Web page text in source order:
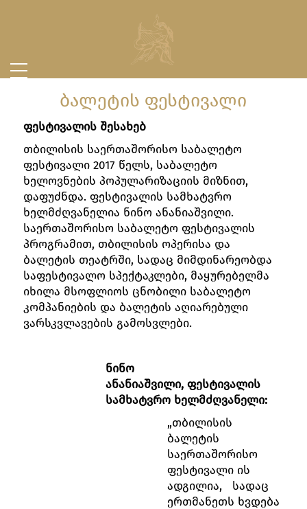
ᲑᲐᲚᲔᲢᲘᲡ ᲤᲔᲡᲢᲘᲕᲐᲚᲘ
ფესტივალის შესახებ
თბილისის საერთაშორისო საბალეტო
ფესტივალი 2017 წელს, საბალეტო
ხელოვნების პოპულარიზაციის მიზნით,
დაფუძნდა. ფესტივალის სამხატვრო
ხელმძღვანელია ნინო ანანიაშვილი.
საერთაშორისო საბალეტო ფესტივალის
პროგრამით, თბილისის ოპერისა და
ბალეტის თეატრში, სადაც მიმდინარეობდა
საფესტივალო სპექტაკლები, მაყურებელმა
იხილა მსოფლიოს ცნობილი საბალეტო
კომპანიების და ბალეტის აღიარებული
ვარსკვლავების გამოსვლები.
ნინო
ანანიაშვილი,ფესტივალის
სამხატვრო ხელმძღვანელი:
„თბილისის
ბალეტის
საერთაშორისო
ფესტივალი ის
ადგილია, სადაც
ერთმანეთს ხვდება